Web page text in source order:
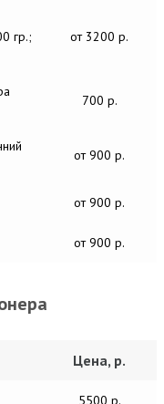
гр.;
от 3200 р.
700 р.
от 900 р.
от 900 р.
от 900 р.
Цена, р.
5500 р.